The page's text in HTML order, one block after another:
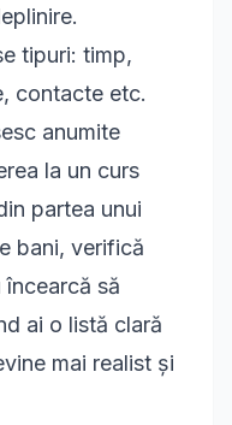
tipuri: timp,
contacte etc.
anumite
la un curs
partea unui
bani, verifică
să
ai o listă clară
mai realist și